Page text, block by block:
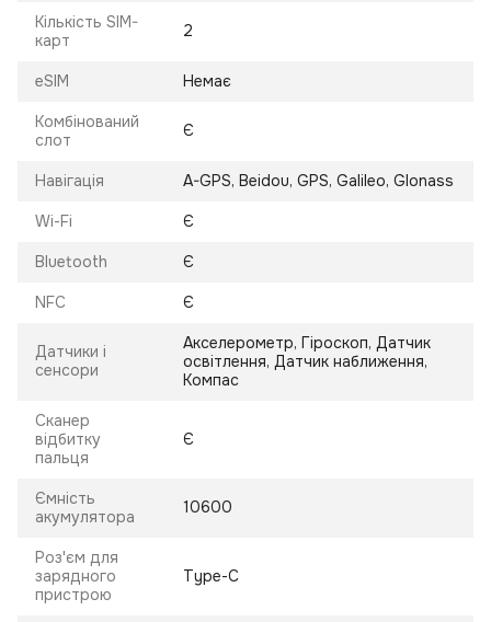
Кількість SIM-
карт
2
eSIM Немає
Комбінований
слот
Є
Навігація A-GPS, Beidou, GPS, Galileo, Glonass
Wi-Fi Є
Bluetooth Є
NFC Є
Датчики і
сенсори
Акселерометр, Гіроскоп, Датчик
освітлення, Датчик наближення,
Компас
Сканер
відбитку
пальця
Є
Ємність
акумулятора
10600
Роз'єм для
зарядного
пристрою
Type-C